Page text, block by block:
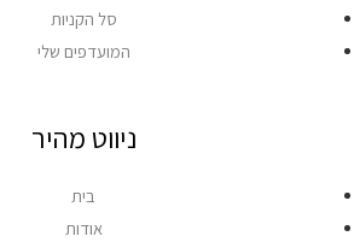
סל הקניות
המועדפים שלי
ניווט מהיר
בית
אודות